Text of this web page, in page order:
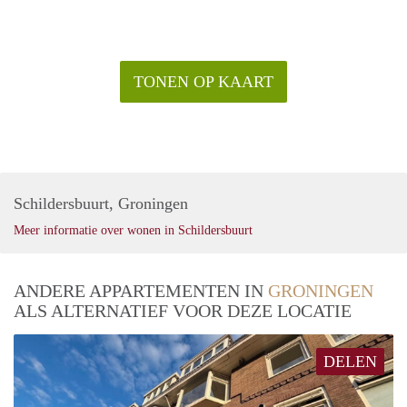
TONEN OP KAART
Schildersbuurt, Groningen
Meer informatie over wonen in Schildersbuurt
ANDERE APPARTEMENTEN IN GRONINGEN
ALS ALTERNATIEF VOOR DEZE LOCATIE
DELEN